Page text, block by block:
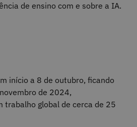
de ensino com e sobre a IA.
início a 8 de outubro, ficando
de 2024,
trabalho global de cerca de 25